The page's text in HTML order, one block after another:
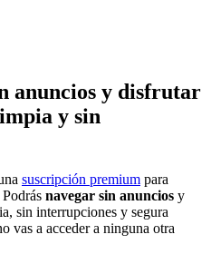
anuncios y disfrutar
y sin
suscripción premium para
navegar sin anuncios y
sin interrupciones y segura
vas a acceder a ninguna otra